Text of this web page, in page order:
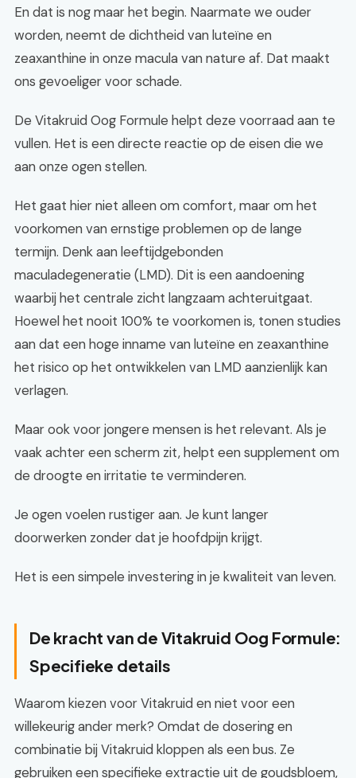
En dat is nog maar het begin. Naarmate we ouder
worden, neemt de dichtheid van luteïne en
zeaxanthine in onze macula van nature af. Dat maakt
ons gevoeliger voor schade.
De Vitakruid Oog Formule helpt deze voorraad aan te
vullen. Het is een directe reactie op de eisen die we
aan onze ogen stellen.
Het gaat hier niet alleen om comfort, maar om het
voorkomen van ernstige problemen op de lange
termijn. Denk aan leeftijdgebonden
maculadegeneratie (LMD). Dit is een aandoening
waarbij het centrale zicht langzaam achteruitgaat.
Hoewel het nooit 100% te voorkomen is, tonen studies
aan dat een hoge inname van luteïne en zeaxanthine
het risico op het ontwikkelen van LMD aanzienlijk kan
verlagen.
Maar ook voor jongere mensen is het relevant. Als je
vaak achter een scherm zit, helpt een supplement om
de droogte en irritatie te verminderen.
Je ogen voelen rustiger aan. Je kunt langer
doorwerken zonder dat je hoofdpijn krijgt.
Het is een simpele investering in je kwaliteit van leven.
De kracht van de Vitakruid Oog Formule:
Specifieke details
Waarom kiezen voor Vitakruid en niet voor een
willekeurig ander merk? Omdat de dosering en
combinatie bij Vitakruid kloppen als een bus. Ze
gebruiken een specifieke extractie uit de goudsbloem,